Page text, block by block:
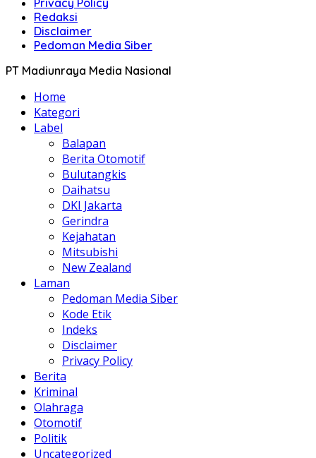
Privacy Policy
Redaksi
Disclaimer
Pedoman Media Siber
PT Madiunraya Media Nasional
Home
Kategori
Label
Balapan
Berita Otomotif
Bulutangkis
Daihatsu
DKI Jakarta
Gerindra
Kejahatan
Mitsubishi
New Zealand
Laman
Pedoman Media Siber
Kode Etik
Indeks
Disclaimer
Privacy Policy
Berita
Kriminal
Olahraga
Otomotif
Politik
Uncategorized